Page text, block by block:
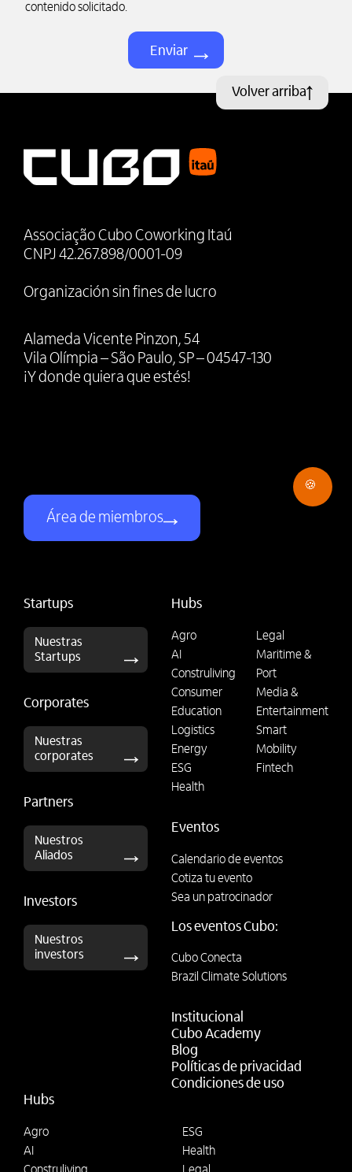
contenido solicitado.
Volver arriba
Associação Cubo Coworking Itaú
CNPJ 42.267.898/0001-09
Organización sin fines de lucro
Alameda Vicente Pinzon, 54
Vila Olímpia – São Paulo, SP – 04547-130
¡Y donde quiera que estés!
Área de miembros
Startups
Nuestras
Startups
Corporates
Nuestras
corporates
Partners
Nuestros
Aliados
Investors
Nuestros
investors
Hubs
Agro
AI
Construliving
Consumer
Education
Logistics
Energy
ESG
Health
Legal
Maritime &
Port
Media &
Entertainment
Smart
Mobility
Fintech
Eventos
Calendario de eventos
Cotiza tu evento
Sea un patrocinador
Los eventos Cubo:
Cubo Conecta
Brazil Climate Solutions
Institucional
Cubo Academy
Blog
Políticas de privacidad
Condiciones de uso
Hubs
Agro
AI
ESG
Health
🍪